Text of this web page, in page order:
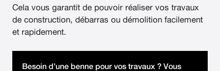
Cela vous garantit de pouvoir réaliser vos travaux
de construction, débarras ou démolition facilement
et rapidement.
Besoin d’une benne pour vos travaux ? Vous